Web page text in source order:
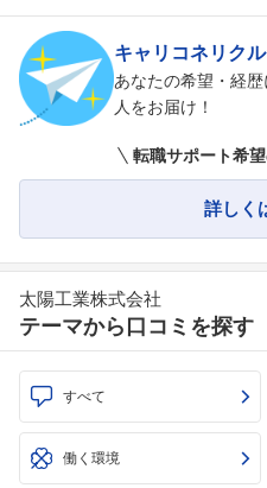
キャリコネリク
あなたの希望・経
人をお届け！
転職サポート希
詳しく
太陽工業株式会社
テーマから口コミを探す
すべて
働く環境